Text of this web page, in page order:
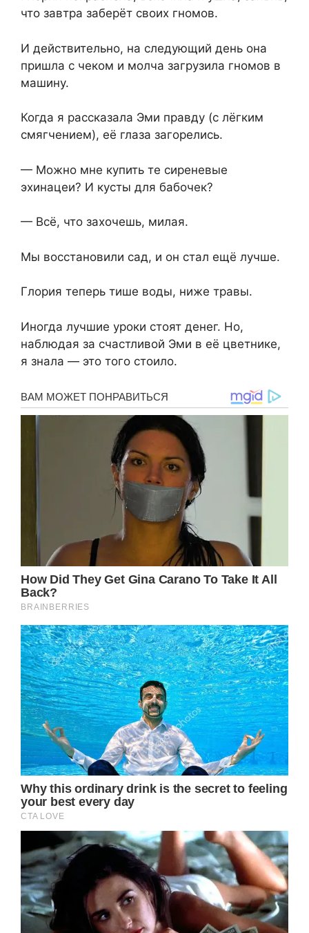
что завтра заберёт своих гномов.
И действительно, на следующий день она
пришла с чеком и молча загрузила гномов в
машину.
Когда я рассказала Эми правду (с лёгким
смягчением), её глаза загорелись.
— Можно мне купить те сиреневые
эхинацеи? И кусты для бабочек?
— Всё, что захочешь, милая.
Мы восстановили сад, и он стал ещё лучше.
Глория теперь тише воды, ниже травы.
Иногда лучшие уроки стоят денег. Но,
наблюдая за счастливой Эми в её цветнике,
я знала — это того стоило.